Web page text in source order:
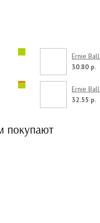
Ernie
30.80 р.
Ernie
32.55 р.
покупают